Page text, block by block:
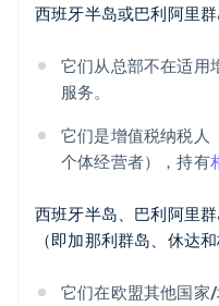
西班牙半岛或巴利阿里
它们从总部不在适用
服务。
它们是增值税纳税人
个体经营者），持有
西班牙半岛、巴利阿里
（即加那利群岛、休达和
它们在欧盟其他国家